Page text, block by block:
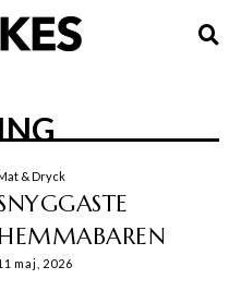
& Dryck
maj, 2026